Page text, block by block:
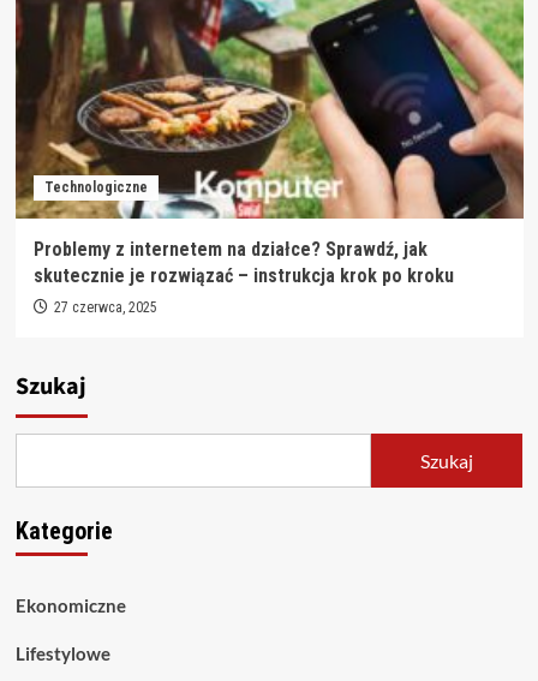
Technologiczne
Problemy z internetem na działce? Sprawdź, jak
skutecznie je rozwiązać – instrukcja krok po kroku
27 czerwca, 2025
Szukaj
Szukaj
Kategorie
Ekonomiczne
Lifestylowe